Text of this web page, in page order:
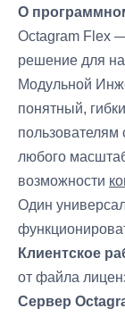
О
Octagram Flex
решение для
Модульной
понятный,
пользователям
любого
возможности
Один
Клиентское
от файла
Сервер